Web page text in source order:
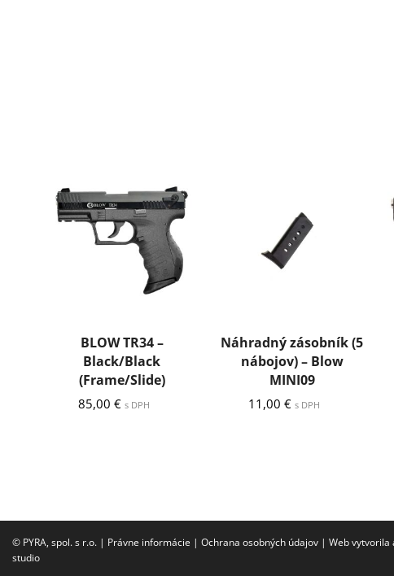
BLOW TR34 –
Black/Black
(Frame/Slide)
85,00 € s DPH
Náhradný zásobník (5
nábojov) – Blow
MINI09
11,00 € s DPH
© PYRA, spol. s r.o. | Právne informácie | Ochrana osobných údajov | Web vytvorila
studio